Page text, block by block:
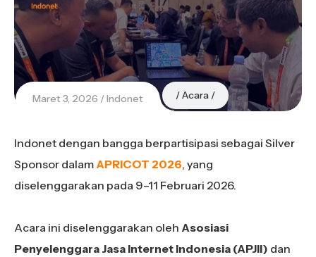
Maret 3, 2026 Indonet Acara
Indonet dengan bangga berpartisipasi sebagai Silver
Sponsor dalam APRICOT 2026, yang
diselenggarakan pada 9–11 Februari 2026.
Acara ini diselenggarakan oleh Asosiasi
Penyelenggara Jasa Internet Indonesia (APJII) dan